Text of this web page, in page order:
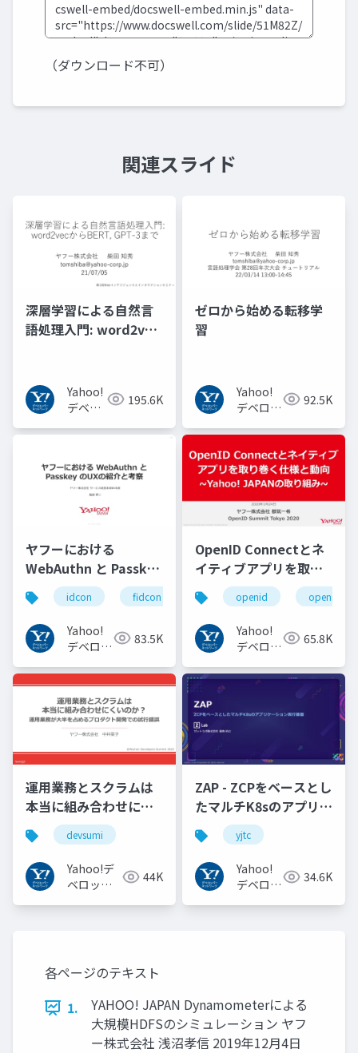
（ダウンロード不可）
関連スライド
深層学習による自然言
語処理入門: word2vec
Yahoo!
デベロ
ネット
195.6K
ゼロから始める転移学
習
Yahoo!
デベロッ
トワーク
92.5K
ヤフーにおける
WebAuthn と Passkey
の UX の紹介と考察
#idcon #fidcon
idcon fidcon
Yahoo!
デベロッ
トワーク
83.5K
OpenID Connectとネ
イティブアプリを取り
巻く仕様と動向 Yahoo!
JAPANの取り組み
#openid
#openid_tokyo
openid
Yahoo!
デベロッ
トワーク
65.8K
運用業務とスクラムは
本当に組み合わせにく
いのか︖運用業務が大
半を占めるプロダクト
開発での試行錯誤
devsumi
Yahoo!デ
ベロッパ
44K
ZAP - ZCPをベースとし
たマルチK8sのアプリケ
ーション実行基盤
#YJTC / YJTC21 B-3
yjtc
Yahoo!
デベロッ
34.6K
各ページのテキスト
1.
YAHOO! JAPAN Dynamometerによる
大規模HDFSのシミュレーション ヤフ
ー株式会社 浅沼孝信 2019年12月4日